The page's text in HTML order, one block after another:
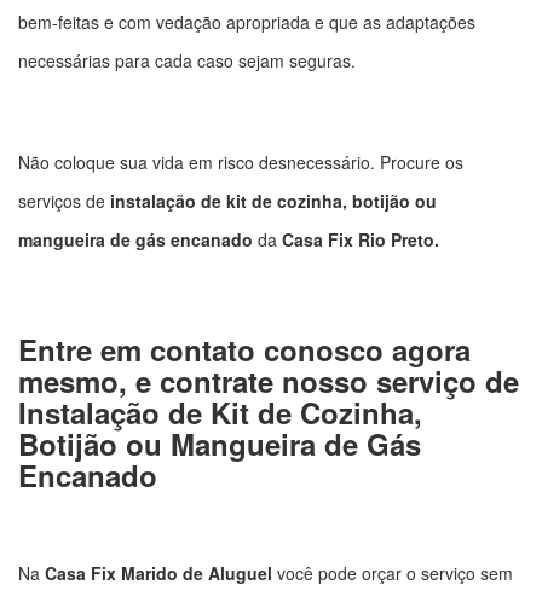
bem-feitas e com vedação apropriada e que as adaptações
necessárias para cada caso sejam seguras.
Não coloque sua vida em risco desnecessário. Procure os
serviços de instalação de kit de cozinha, botijão ou
mangueira de gás encanado da Casa Fix Rio Preto.
Entre em contato conosco agora
mesmo, e contrate nosso serviço de
Instalação de Kit de Cozinha,
Botijão ou Mangueira de Gás
Encanado
Na Casa Fix Marido de Aluguel você pode orçar o serviço sem